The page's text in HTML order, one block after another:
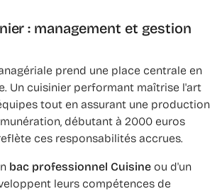
: management et gestion
prend une place centrale en
Un cuisinier performant maîtrise l'art
tout en assurant une production
débutant à 2000 euros
ces responsabilités accrues.
bac professionnel Cuisine ou d'un
leurs compétences de